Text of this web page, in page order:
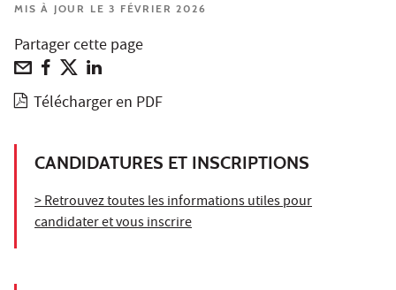
MIS À JOUR LE 3 FÉVRIER 2026
Partager cette page
Télécharger en PDF
CANDIDATURES ET INSCRIPTIONS
> Retrouvez toutes les informations utiles pour
candidater et vous inscrire